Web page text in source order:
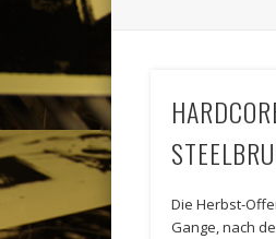
Die Herbst-
Gange, nach